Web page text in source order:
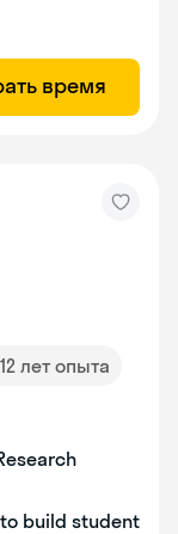
время
12 лет опыта
build student